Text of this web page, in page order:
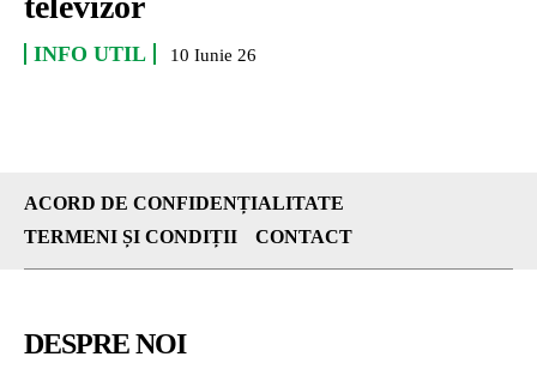
INFO UTIL 10 Iunie 26
ACORD DE CONFIDENȚIALITATE
TERMENI ȘI CONDIȚII
CONTACT
DESPRE NOI